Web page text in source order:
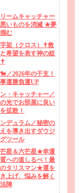
リームキャッチャー
悪いものを消滅 ★夢
む
架（クロス）✝救
希望を表す神の紋
／2026年の干支！
運勝負運UP
・キャッチャー／
光でお部屋に良い
拡散！
デュラム／秘密の
を導き出すダウジ
ツール
星＆六芒星★幸運
への道しるべ！最
タリスマン★運を
上げ、悩みを解く
陣